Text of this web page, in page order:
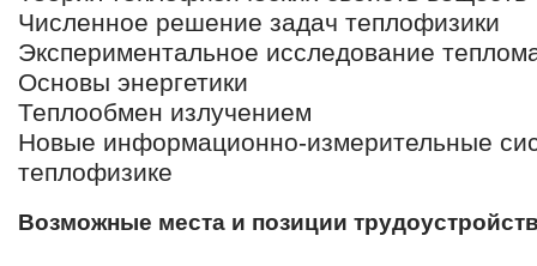
Численное решение задач теплофизики
Экспериментальное исследование
Основы энергетики
Теплообмен излучением
Новые информационно-измерительные
теплофизике
Возможные места и позиции